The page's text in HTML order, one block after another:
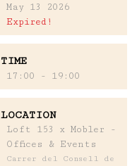
May 13 2026
Expired!
TIME
17:00 - 19:00
LOCATION
Loft 153 x Mobler -
Offices & Events
Carrer del Consell de